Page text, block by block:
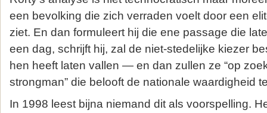
een bevolking die zich verraden voelt door een
ziet. En dan formuleert hij die ene passage die
een dag, schrijft hij, zal de niet‑stedelijke kiezer
hen heeft laten vallen — en dan zullen ze “op
strongman” die belooft de nationale waardigheid
In 1998 leest bijna niemand dit als voorspelling.